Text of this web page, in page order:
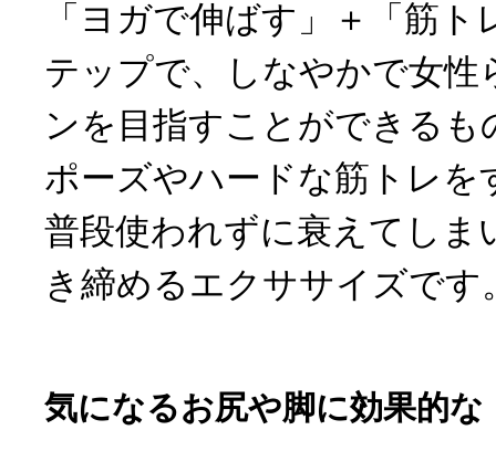
「ヨガで伸ばす」＋「筋
テップで、しなやかで女
ンを目指すことができる
ポーズやハードな筋トレを
普段使われずに衰えてしま
き締めるエクササイズです
気になるお尻や脚に効果的